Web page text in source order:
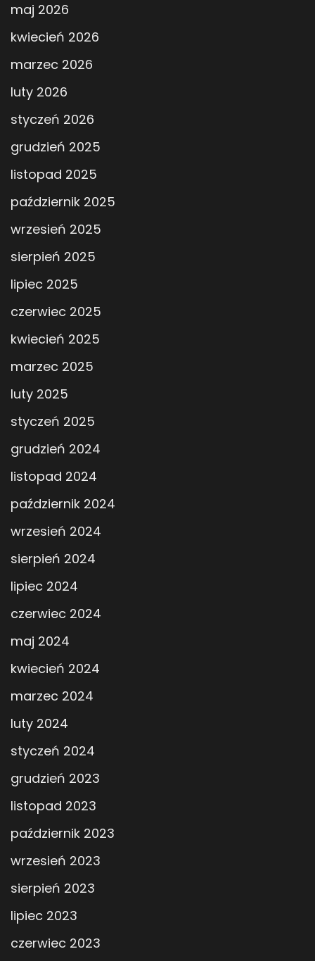
maj 2026
kwiecień 2026
marzec 2026
luty 2026
styczeń 2026
grudzień 2025
listopad 2025
październik 2025
wrzesień 2025
sierpień 2025
lipiec 2025
czerwiec 2025
kwiecień 2025
marzec 2025
luty 2025
styczeń 2025
grudzień 2024
listopad 2024
październik 2024
wrzesień 2024
sierpień 2024
lipiec 2024
czerwiec 2024
maj 2024
kwiecień 2024
marzec 2024
luty 2024
styczeń 2024
grudzień 2023
listopad 2023
październik 2023
wrzesień 2023
sierpień 2023
lipiec 2023
czerwiec 2023